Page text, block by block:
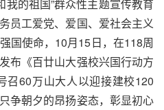
我的祖国”群众性主题宣传教育
员工爱党、爱国、爱社会主义
国使命，10月15日，在118周
布《百廿山大强校兴国行动方
60万山大人以迎接建校120
争朝夕的昂扬姿态，彰显初心